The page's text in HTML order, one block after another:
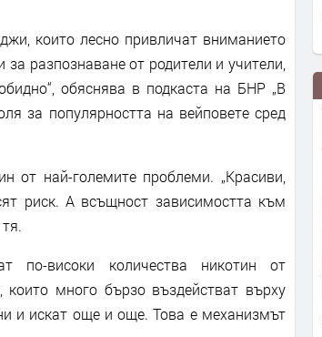
които лесно привличат вниманието
разпознаване от родители и учители,
обяснява в подкаста на БНР „В
за популярността на вейповете сред
от най-големите проблеми. „Красиви,
риск. А всъщност зависимостта към
по-високи количества никотин от
много бързо въздействат върху
и искат още и още. Това е механизмът